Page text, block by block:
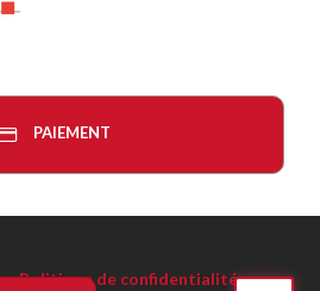
PAIEMENT
-Politique de confidentialité